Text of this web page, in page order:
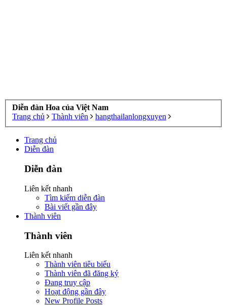
Diễn đàn Hoa của Việt Nam
Trang chủ
Thành viên hangthailanlongxuyen
Trang chủ
Diễn đàn
Diễn đàn
Liên kết nhanh
Tìm kiếm diễn đàn
Bài viết gần đây
Thành viên
Thành viên
Liên kết nhanh
Thành viên tiêu biểu
Thành viên đã đăng ký
Đang truy cập
Hoạt động gần đây
New Profile Posts